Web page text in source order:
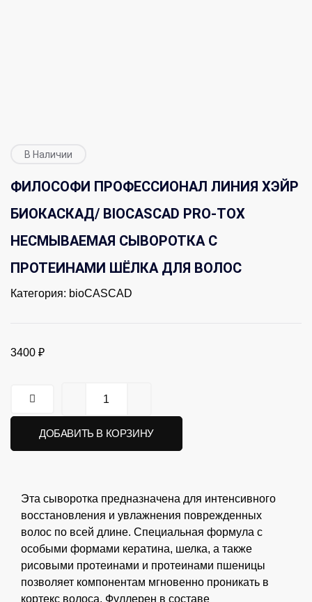
В Наличии
ФИЛОСОФИ ПРОФЕССИОНАЛ ЛИНИЯ ХЭЙР
БИОКАСКАД/ BIOCASCAD PRO-TOX
НЕСМЫВАЕМАЯ СЫВОРОТКА С
ПРОТЕИНАМИ ШЁЛКА ДЛЯ ВОЛОС
Категория: bioCASCAD
3400 ₽
ДОБАВИТЬ В КОРЗИНУ
Эта сыворотка предназначена для интенсивного
восстановления и увлажнения поврежденных
волос по всей длине. Специальная формула с
особыми формами кератина, шелка, а также
рисовыми протеинами и протеинами пшеницы
позволяет компонентам мгновенно проникать в
кортекс волоса. Фуллерен в составе